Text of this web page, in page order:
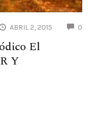
ABRIL 2, 2015 0
El
Y